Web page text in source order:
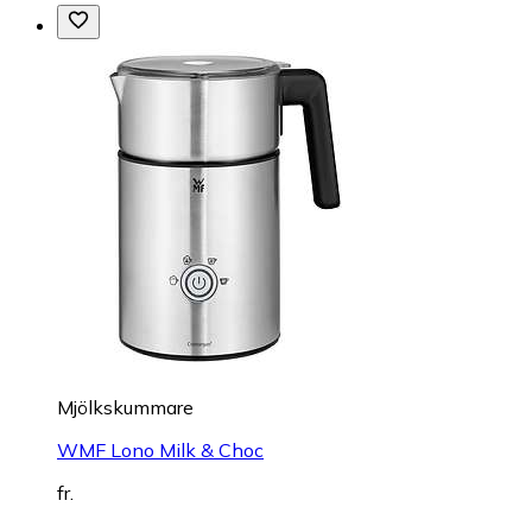
Mjölkskummare
WMF Lono Milk & Choc
fr.